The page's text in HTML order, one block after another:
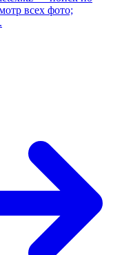
всех фото;